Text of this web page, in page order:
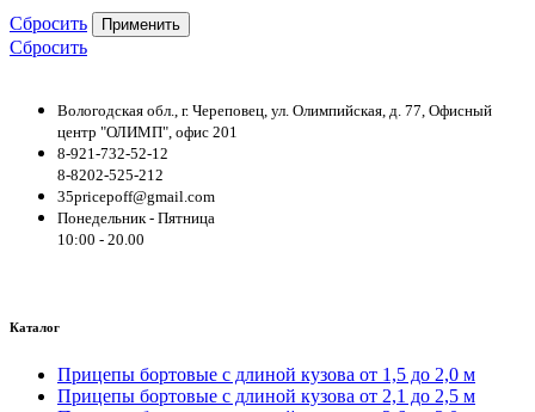
Сбросить Применить
Сбросить
Вологодская обл., г. Череповец, ул. Олимпийская, д. 77, Офисный
центр "ОЛИМП", офис 201
8-921-732-52-12
8-8202-525-212
35pricepoff@gmail.com
Понедельник - Пятница
10:00 - 20.00
Каталог
Прицепы бортовые с длиной кузова от 1,5 до 2,0 м
Прицепы бортовые с длиной кузова от 2,1 до 2,5 м